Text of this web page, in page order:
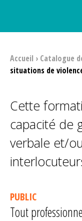
Accueil › Catalogue
situations de
Cette
capacité de
verbale et/
PUBLIC
Tout